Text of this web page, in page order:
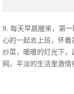
9. 每天早晨醒来，第
心的一起去上班，怀着
炒菜，暖暖的灯光下
网。平淡的生活里激